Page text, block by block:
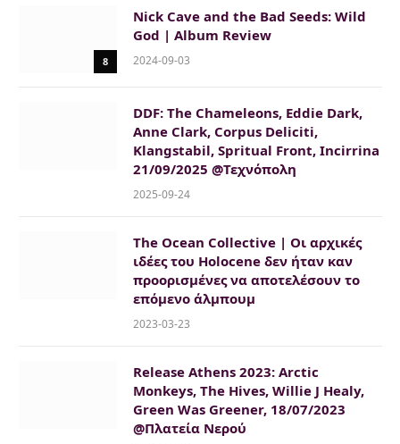
8
Nick Cave and the Bad Seeds: Wild
God | Album Review
2024-09-03
DDF: The Chameleons, Eddie Dark,
Anne Clark, Corpus Deliciti,
Klangstabil, Spritual Front, Incirrina
21/09/2025 @Τεχνόπολη
2025-09-24
The Ocean Collective | Οι αρχικές
ιδέες του Holocene δεν ήταν καν
προορισμένες να αποτελέσουν το
επόμενο άλμπουμ
2023-03-23
Release Athens 2023: Arctic
Monkeys, The Hives, Willie J Healy,
Green Was Greener, 18/07/2023
@Πλατεία Νερού